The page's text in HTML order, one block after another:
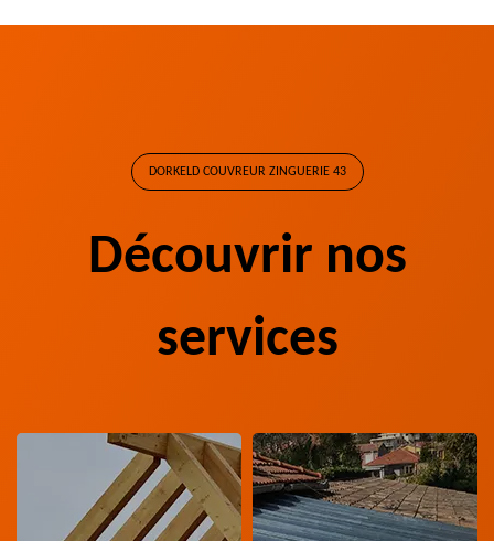
DORKELD COUVREUR ZINGUERIE 43
Découvrir nos
services